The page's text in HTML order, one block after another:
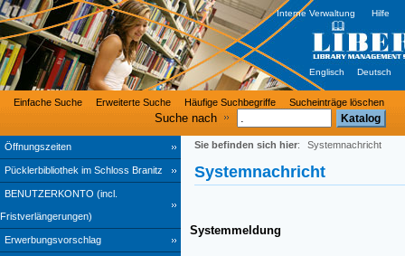
Öffnungszeiten
Pücklerbibliothek im Schloss Branitz
BENUTZERKONTO (incl.
Fristverlängerungen)
Erwerbungsvorschlag
Einfache Suche Erweiterte Suche Häufige Suchbegriffe Sucheinträge löschen
Interne Verwaltung Hilfe
Englisch Deutsch
Sie befinden sich hier: Systemnachricht
Systemnachricht
Systemmeldung
Suche nach